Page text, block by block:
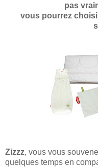
pas
vous pourrez
Zizzz, vous vous
quelques temps en